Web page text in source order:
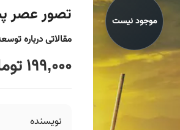
موجود نیست تصور عصر
مقالاتی درباره
199,000
نویسنده